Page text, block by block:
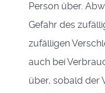
Person über.
Gefahr des
zufälligen
auch bei
über, sobald der